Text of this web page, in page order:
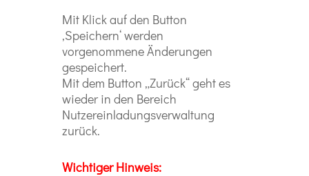
Mit Klick auf den Button
‚Speichern‘ werden
vorgenommene Änderungen
gespeichert.
Mit dem Button „Zurück“ geht es
wieder in den Bereich
Nutzereinladungsverwaltung
zurück.
Wichtiger Hinweis: